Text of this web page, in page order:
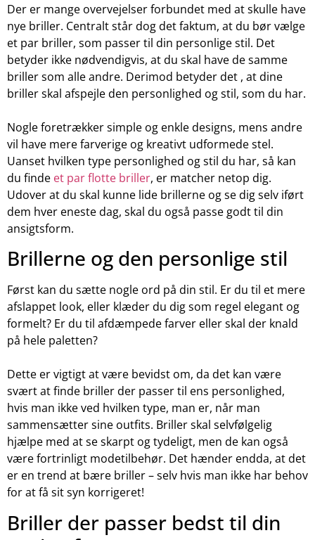
Der er mange overvejelser forbundet med at skulle have
nye briller. Centralt står dog det faktum, at du bør vælge
et par briller, som passer til din personlige stil. Det
betyder ikke nødvendigvis, at du skal have de samme
briller som alle andre. Derimod betyder det , at dine
briller skal afspejle den personlighed og stil, som du har.
Nogle foretrækker simple og enkle designs, mens andre
vil have mere farverige og kreativt udformede stel.
Uanset hvilken type personlighed og stil du har, så kan
du finde et par flotte briller, er matcher netop dig.
Udover at du skal kunne lide brillerne og se dig selv iført
dem hver eneste dag, skal du også passe godt til din
ansigtsform.
Brillerne og den personlige stil
Først kan du sætte nogle ord på din stil. Er du til et mere
afslappet look, eller klæder du dig som regel elegant og
formelt? Er du til afdæmpede farver eller skal der knald
på hele paletten?
Dette er vigtigt at være bevidst om, da det kan være
svært at finde briller der passer til ens personlighed,
hvis man ikke ved hvilken type, man er, når man
sammensætter sine outfits. Briller skal selvfølgelig
hjælpe med at se skarpt og tydeligt, men de kan også
være fortrinligt modetilbehør. Det hænder endda, at det
er en trend at bære briller – selv hvis man ikke har behov
for at få sit syn korrigeret!
Briller der passer bedst til din